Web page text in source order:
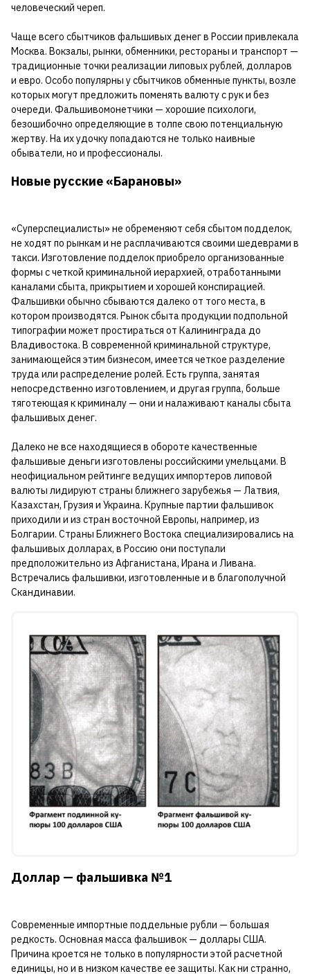
человеческий череп.
Чаще всего сбытчиков фальшивых денег в России привлекала
Москва. Вокзалы, рынки, обменники, рестораны и транспорт —
традиционные точки реализации липовых рублей, долларов
и евро. Особо популярны у сбытчиков обменные пункты, возле
которых могут предложить поменять валюту с рук и без
очереди. Фальшивомонетчики — хорошие психологи,
безошибочно определяющие в толпе свою потенциальную
жертву. На их удочку попадаются не только наивные
обыватели, но и профессионалы.
Новые русские «Барановы»
«Суперспециалисты» не обременяют себя сбытом подделок,
не ходят по рынкам и не расплачиваются своими шедеврами в
такси. Изготовление подделок приобрело организованные
формы с четкой криминальной иерархией, отработанными
каналами сбыта, прикрытием и хорошей конспирацией.
Фальшивки обычно сбываются далеко от того места, в
котором производятся. Рынок сбыта продукции подпольной
типографии может простираться от Калининграда до
Владивостока. В современной криминальной структуре,
занимающейся этим бизнесом, имеется четкое разделение
труда или распределение ролей. Есть группа, занятая
непосредственно изготовлением, и другая группа, больше
тяготеющая к криминалу — они и налаживают каналы сбыта
фальшивых денег.
Далеко не все находящиеся в обороте качественные
фальшивые деньги изготовлены российскими умельцами. В
неофициальном рейтинге ведущих импортеров липовой
валюты лидируют страны ближнего зарубежья — Латвия,
Казахстан, Грузия и Украина. Крупные партии фальшивок
приходили и из стран восточной Европы, например, из
Болгарии. Страны Ближнего Востока специализировались на
фальшивых долларах, в Россию они поступали
предположительно из Афганистана, Ирана и Ливана.
Встречались фальшивки, изготовленные и в благополучной
Скандинавии.
Доллар — фальшивка №1
Современные импортные поддельные рубли — большая
редкость. Основная масса фальшивок — доллары США.
Причина кроется не только в популярности этой расчетной
единицы, но и в низком качестве ее защиты. Как ни странно,